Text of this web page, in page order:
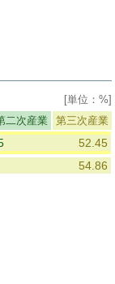
[単位：%]
二次産業 第三次産業
52.45
54.86